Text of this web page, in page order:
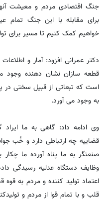
جنگ اقتصادی مردم و معیشت
برای مقابله با این جنگ تمام
خواهیم کمک کنیم تا مسیر برای
دکتر عمرانی افزود: آمار و
قطعه سازان نشان دهنده وجود
است که تبعاتی از قبیل سختی در
به وجود می آورد.
وی ادامه داد: گاهی به ما
قضاییه چه ارتباطی دارد و خُب
صنعتگر به ما پناه آورده ما
وظایف دستگاه عدلیه رسیدگی
اعتماد تولید کننده و مردم به
قلب و با تمام قوا از مردم و